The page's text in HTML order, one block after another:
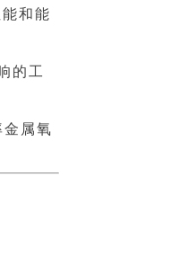
和能
的工
属氧